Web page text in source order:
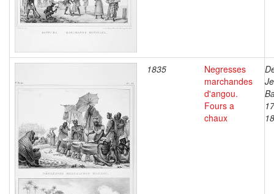
1835
Negresses
marchandes
d'angou.
Fours a
chaux